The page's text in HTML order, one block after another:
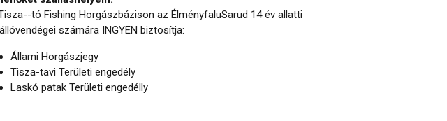
tó Fishing Horgászbázison az ÉlményfaluSarud 14 év allatti
számára INGYEN biztosítja:
Állami Horgászjegy
Tisza-tavi Területi engedély
Laskó patak Területi engedélly